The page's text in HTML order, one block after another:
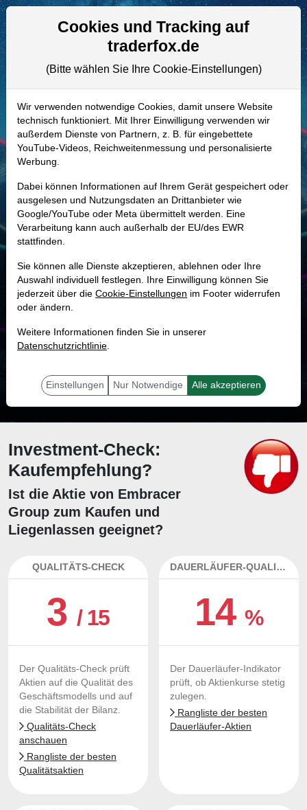
Aktien- und Artikelsuche
A40WJC | EMBRAC/B–Embracer
Group Aktie
Realtime-Aktienkurs:
- - -
-
Marktkapitalisierung 14,81 Mrd. SEK
Unternehmenswert
Umsatz 15,91 Mrd. SEK
33.4 %
mit dieser Aktie erfolgreich sein.
Investment-Check:
Kaufempfehlung?
Ist die Aktie von Embracer
Group zum Kaufen und
Liegenlassen geeignet?
QUALITÄTS-CHECK
3/ 15
Der Qualitäts-Check prüft
Aktien auf die Qualität des
Geschäftsmodells und auf
die Stabilität der Bilanz.
Qualitäts-Check
anschauen
Rangliste der besten
Qualitätsaktien
DAUERLÄUFER-QUALITÄTEN
14%
Der Dauerläufer-Indikator
prüft, ob Aktienkurse stetig
zulegen.
Rangliste der besten
Dauerläufer-Aktien
Cookies und Tracking auf
traderfox.de
(Bitte wählen Sie Ihre Cookie-Einstellungen)
Wir verwenden notwendige Cookies, damit unsere Website
technisch funktioniert. Mit Ihrer Einwilligung verwenden wir
außerdem Dienste von Partnern, z. B. für eingebettete
YouTube-Videos, Reichweitenmessung und personalisierte
Werbung.
Dabei können Informationen auf Ihrem Gerät gespeichert oder
ausgelesen und Nutzungsdaten an Drittanbieter wie
Google/YouTube oder Meta übermittelt werden. Eine
Verarbeitung kann auch außerhalb der EU/des EWR
stattfinden.
Sie können alle Dienste akzeptieren, ablehnen oder Ihre
Auswahl individuell festlegen. Ihre Einwilligung können Sie
jederzeit über die Cookie-Einstellungen im Footer widerrufen
oder ändern.
Weitere Informationen finden Sie in unserer
Datenschutzrichtlinie.
Einstellungen Nur Notwendige Alle akzeptieren